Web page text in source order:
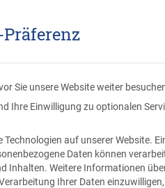
Sie unsere Website weiter
Ihre Einwilligung zu optionalen
auf unserer Website.
Daten können
Inhalten. Weitere Informationen
Ihrer Daten